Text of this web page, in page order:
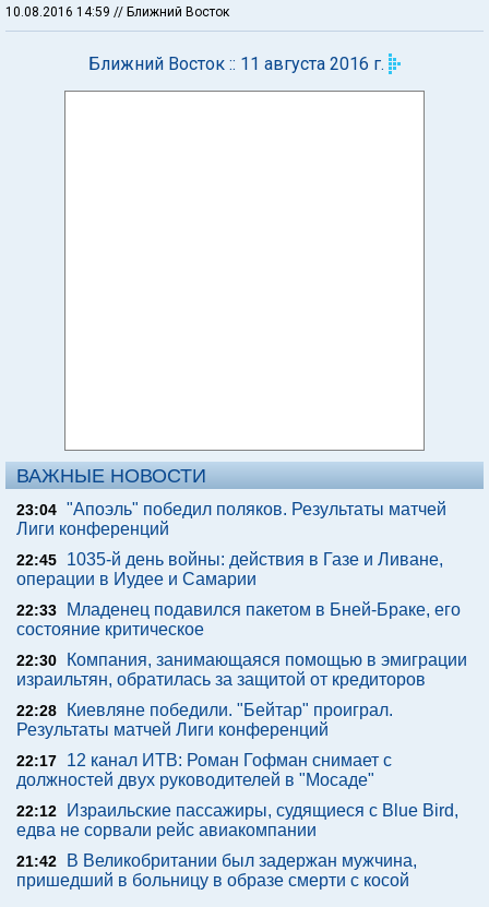
10.08.2016 14:59 // Ближний Восток
Ближний Восток :: 11 августа 2016 г.
ВАЖНЫЕ НОВОСТИ
23:04 "Апоэль" победил поляков. Результаты матчей
Лиги конференций
22:45
1035-й день войны: действия в Газе и Ливане,
операции в Иудее и Самарии
22:33
Младенец подавился пакетом в Бней-Браке, его
состояние критическое
22:30
Компания, занимающаяся помощью в эмиграции
израильтян, обратилась за защитой от кредиторов
22:28
Киевляне победили. "Бейтар" проиграл.
Результаты матчей Лиги конференций
22:17
12 канал ИТВ: Роман Гофман снимает с
должностей двух руководителей в "Мосаде"
22:12
Израильские пассажиры, судящиеся с Blue Bird,
едва не сорвали рейс авиакомпании
21:42
В Великобритании был задержан мужчина,
пришедший в больницу в образе смерти с косой